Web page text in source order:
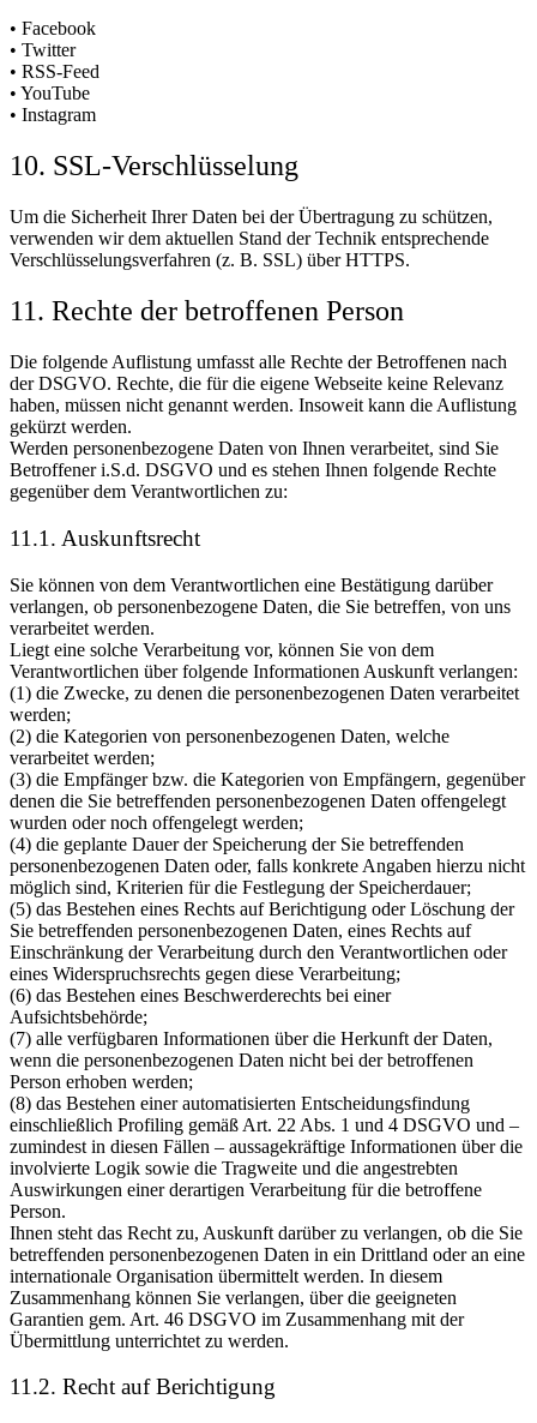
• Facebook
• Twitter
• RSS-Feed
• YouTube
• Instagram
10. SSL-Verschlüsselung
Um die Sicherheit Ihrer Daten bei der Übertragung zu schützen,
verwenden wir dem aktuellen Stand der Technik entsprechende
Verschlüsselungsverfahren (z. B. SSL) über HTTPS.
11. Rechte der betroffenen Person
Die folgende Auflistung umfasst alle Rechte der Betroffenen nach
der DSGVO. Rechte, die für die eigene Webseite keine Relevanz
haben, müssen nicht genannt werden. Insoweit kann die Auflistung
gekürzt werden.
Werden personenbezogene Daten von Ihnen verarbeitet, sind Sie
Betroffener i.S.d. DSGVO und es stehen Ihnen folgende Rechte
gegenüber dem Verantwortlichen zu:
11.1. Auskunftsrecht
Sie können von dem Verantwortlichen eine Bestätigung darüber
verlangen, ob personenbezogene Daten, die Sie betreffen, von uns
verarbeitet werden.
Liegt eine solche Verarbeitung vor, können Sie von dem
Verantwortlichen über folgende Informationen Auskunft verlangen:
(1) die Zwecke, zu denen die personenbezogenen Daten verarbeitet
werden;
(2) die Kategorien von personenbezogenen Daten, welche
verarbeitet werden;
(3) die Empfänger bzw. die Kategorien von Empfängern, gegenüber
denen die Sie betreffenden personenbezogenen Daten offengelegt
wurden oder noch offengelegt werden;
(4) die geplante Dauer der Speicherung der Sie betreffenden
personenbezogenen Daten oder, falls konkrete Angaben hierzu nicht
möglich sind, Kriterien für die Festlegung der Speicherdauer;
(5) das Bestehen eines Rechts auf Berichtigung oder Löschung der
Sie betreffenden personenbezogenen Daten, eines Rechts auf
Einschränkung der Verarbeitung durch den Verantwortlichen oder
eines Widerspruchsrechts gegen diese Verarbeitung;
(6) das Bestehen eines Beschwerderechts bei einer
Aufsichtsbehörde;
(7) alle verfügbaren Informationen über die Herkunft der Daten,
wenn die personenbezogenen Daten nicht bei der betroffenen
Person erhoben werden;
(8) das Bestehen einer automatisierten Entscheidungsfindung
einschließlich Profiling gemäß Art. 22 Abs. 1 und 4 DSGVO und –
zumindest in diesen Fällen – aussagekräftige Informationen über die
involvierte Logik sowie die Tragweite und die angestrebten
Auswirkungen einer derartigen Verarbeitung für die betroffene
Person.
Ihnen steht das Recht zu, Auskunft darüber zu verlangen, ob die Sie
betreffenden personenbezogenen Daten in ein Drittland oder an eine
internationale Organisation übermittelt werden. In diesem
Zusammenhang können Sie verlangen, über die geeigneten
Garantien gem. Art. 46 DSGVO im Zusammenhang mit der
Übermittlung unterrichtet zu werden.
11.2. Recht auf Berichtigung